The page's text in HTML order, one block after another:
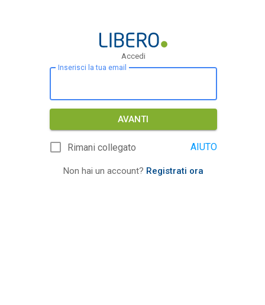
Accedi
Inserisci la tua email
AVANTI
Rimani collegato AIUTO
Non hai un account? Registrati ora